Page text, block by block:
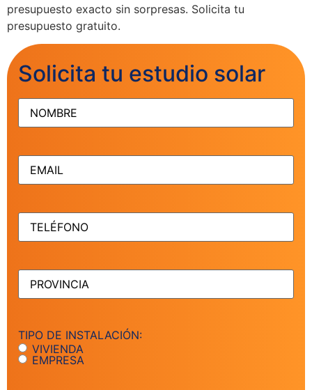
presupuesto exacto sin sorpresas. Solicita tu
presupuesto gratuito.
Solicita tu estudio solar
NOMBRE(Obligatorio)
EMAIL(Obligatorio)
TELÉFONO(Obligatorio)
PROVINCIA(Obligatorio)
TIPO DE INSTALACIÓN:
VIVIENDA
EMPRESA